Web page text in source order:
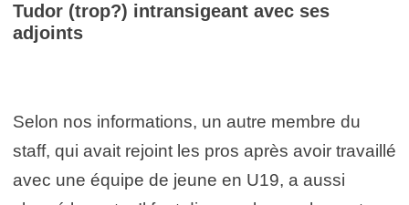
Tudor (trop?) intransigeant avec ses
adjoints
Selon nos informations, un autre membre du
staff, qui avait rejoint les pros après avoir travaillé
avec une équipe de jeune en U19, a aussi